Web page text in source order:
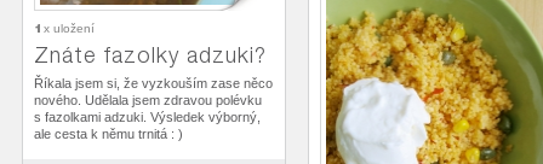
1 x uložení
Znáte fazolky adzuki?
Říkala jsem si, že vyzkouším zase něco
nového. Udělala jsem zdravou polévku
s fazolkami adzuki. Výsledek výborný,
ale cesta k němu trnitá : )